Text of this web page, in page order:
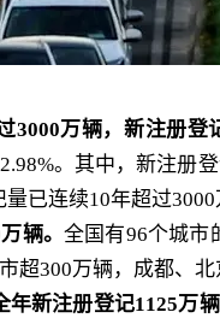
3000万辆，新注册登
。其中，新注册
已连续10年超过3000
辆。 全国有96个城市
超300万辆，成都、
新注册登记1125万辆